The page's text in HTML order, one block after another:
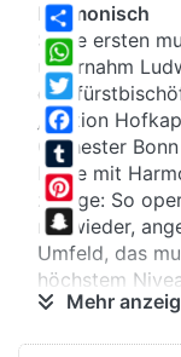
Share
WhatsApp
Twitter
Facebook
Tumblr
Pinterest
Snapchat
Harmonisch
Seine ersten
unternahm
des
„Edition
Orchester
Folge mit
zutage: So
nie wieder,
Umfeld, das
höchstem
Mehr